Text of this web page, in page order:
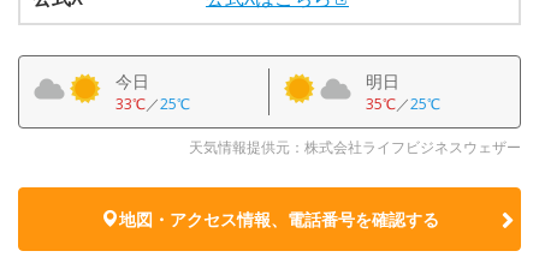
今日
33℃／25℃
明日
35℃／25℃
天気情報提供元：株式会社ライフビジネスウェザー
地図・アクセス情報、電話番号を確認する